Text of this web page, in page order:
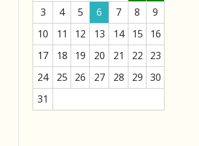
3
4 5 6 7 8
9
10
11 12 13 14 15
16
17
18 19 20 21 22
23
24
25 26 27 28 29 30
31